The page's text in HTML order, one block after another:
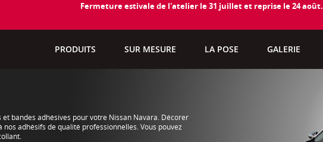
Fermeture estivale de l'atelier le 31 juillet et reprise le 24 août.
PRODUITS SUR MESURE LA POSE GALERIE
bandes adhésives pour votre Nissan Navara. Décorer
adhésifs de qualité professionnelles. Vous pouvez